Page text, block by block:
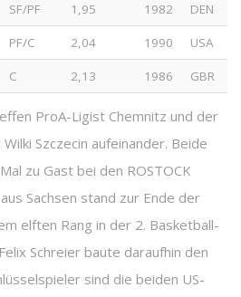
SF/PF 1,95 1982 DEN
PF/C 2,04 1990 USA
C 2,13 1986 GBR
ProA-Ligist Chemnitz und der
Szczecin aufeinander. Beide
zu Gast bei den ROSTOCK
Sachsen stand zur Ende der
elften Rang in der 2. Basketball-
Schreier baute daraufhin den
sind die beiden US-